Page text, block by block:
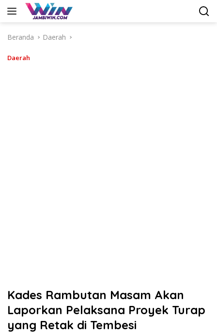
Langsung
Beranda
Daerah
Daerah
Kades Rambutan Masam Akan
Laporkan Pelaksana Proyek Turap
yang Retak di Tembesi